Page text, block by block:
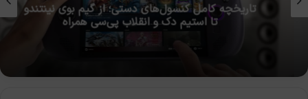
تاریخچه کامل کنسول‌های دستی؛ از گیم بوی نینتندو
تا استیم دک و انقلاب پی‌سی همراه